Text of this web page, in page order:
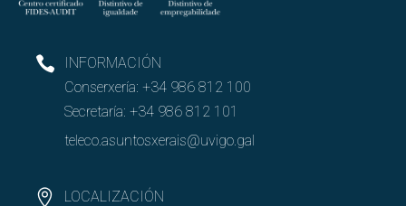
INFORMACIÓN
Conserxería: +34 986 812 100
Secretaría: +34 986 812 101
teleco.asuntosxerais@uvigo.gal
LOCALIZACIÓN